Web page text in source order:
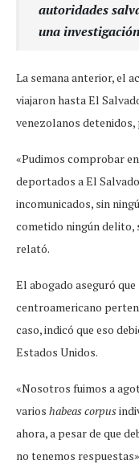
autoridades
una
La semana anterior, el
viajaron hasta El
venezolanos
«Pudimos comprobar
deportados a El
incomunicados, sin
cometido ningún delito,
relató.
El abogado aseguró
centroamericano
caso, indicó que eso
Estados Unidos.
«Nosotros fuimos a
varios habeas corpus
ahora, a pesar de que
no tenemos